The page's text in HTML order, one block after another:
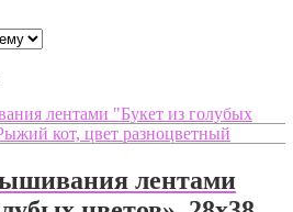
лентами